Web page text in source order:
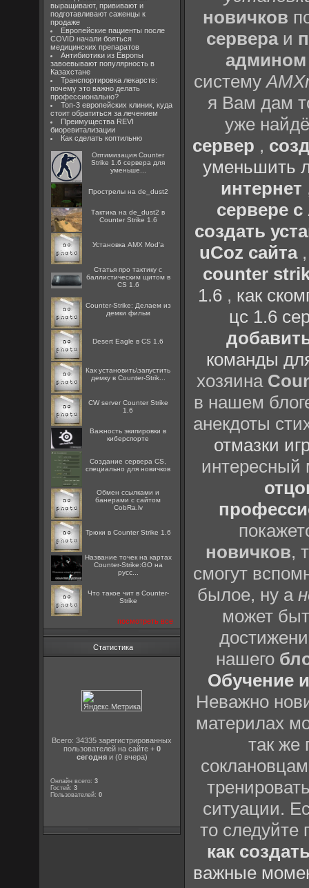
выращивают, прививают и
подготавливают саженцы к
продаже
Европейские пациенты после
COVID начали бояться
медицинских препаратов
Антибиотики из Европы
завоевывают популярность в
Казахстане
Транспортировка лекарств:
почему это важно делать
профессионально?
Топ-3 европейских клиник, куда
стоит обратиться за лечением
Преимущества REVI
биоревитализации
Как сделать коптильню
Оптимизация Counter
Strike 1.6 сервера для
уменьше...
Прострелы на de_dust2
Тактика на de_dust2 в
Counter Strike 1.6
Установка AMX Mod'a
Статья про тактику с
баллистическим щитом в
CS 1.6
Counter-Strike: Делаем из
демки фильм
Desert Eagle в CS 1.6
Как установить\запустить
демку в Counter-Strik...
CW server Counter Strike
1.6
Важность экипировки в
киберспорте
Создание сервера CS,
специально для новичков
Oбмен ссылками и
банерами с сайтом
CobRa.lv
Трюки в Counter Strike 1.6
Название точек на картах
Counter-Strike:GO на
русс...
Что такое чит в Counter-
Strike
посмотреть все
Статистика
Всего: 34335 зарегистрированных
пользователей на сайте + 0
сегодняи (0 вчера)
Онлайн всего:3
Гостей:3
Пользователей:0
новичков
сервераи
админом
систему
я Вам дам
уже
сервер ,
уменьшить
интернет
сервере
создать
uCoz сайта
counter
1.6, как
цс 1.6
команды
хозяина
в нашем
анекдоты
отмазки
интересный
новичков,
смогут
былое, ну а
может
нашего
Обучение
Неважно
материлах
так же
ситуации.
то
как
важные